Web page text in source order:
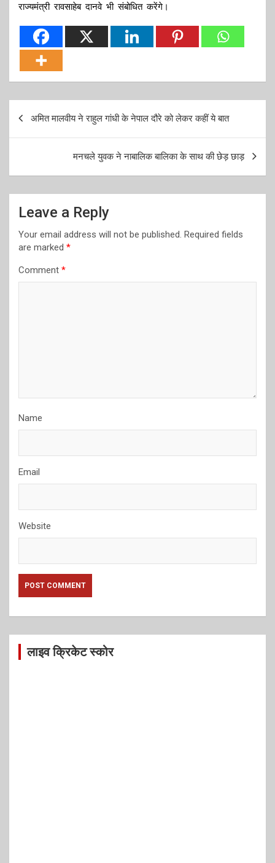
राज्यमंत्री रावसाहेब दानवे भी संबोधित करेंगे।
Post
अमित मालवीय ने राहुल गांधी के नेपाल दौरे को लेकर कहीं ये बात
मनचले युवक ने नाबालिक बालिका के साथ की छेड़ छाड़
Leave a Reply
Your email address will not be published. Required fields
are marked *
Comment *
Name
Email
Website
लाइव क्रिकेट स्कोर